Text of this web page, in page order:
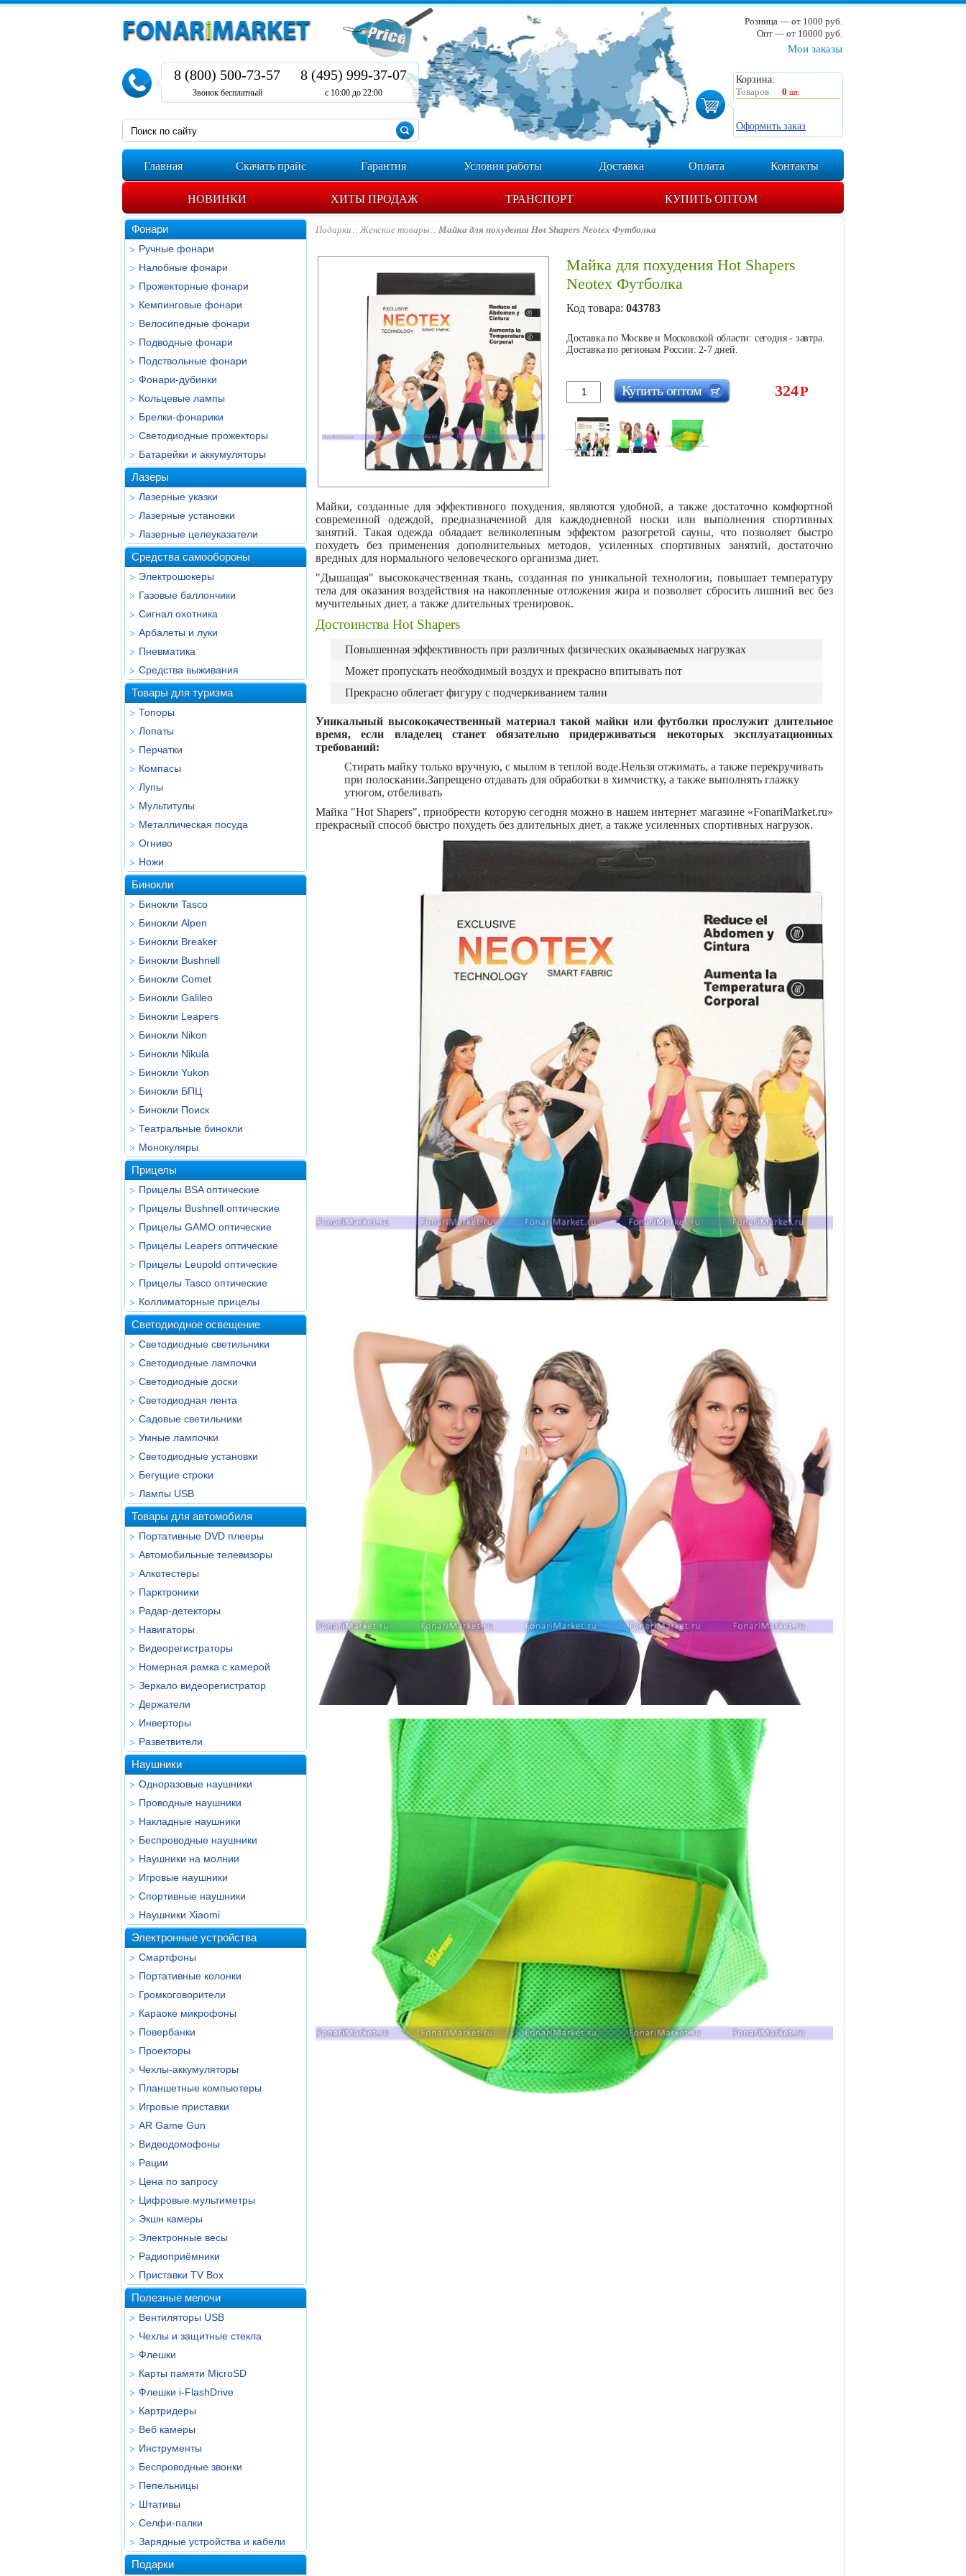
Мои заказы
Корзина:
Товаров
0 шт.
Оформить заказ
8 (800) 500-73-57
Звонок бесплатный
8 (495) 999-37-07
с 10:00 до 22:00
Розница — от 1000 руб.
Опт — от 10000 руб.
Главная Скачать прайс Гарантия Условия работы Доставка Оплата Контакты
НОВИНКИ ХИТЫ ПРОДАЖ ТРАНСПОРТ КУПИТЬ ОПТОМ
Фонари
Ручные фонари
Налобные фонари
Прожекторные фонари
Кемпинговые фонари
Велосипедные фонари
Подводные фонари
Подствольные фонари
Фонари-дубинки
Кольцевые лампы
Брелки-фонарики
Светодиодные прожекторы
Батарейки и аккумуляторы
Лазеры
Лазерные указки
Лазерные установки
Лазерные целеуказатели
Средства самообороны
Электрошокеры
Газовые баллончики
Сигнал охотника
Арбалеты и луки
Пневматика
Средства выживания
Товары для туризма
Топоры
Лопаты
Перчатки
Компасы
Лупы
Мультитулы
Металлическая посуда
Огниво
Ножи
Бинокли
Бинокли Tasco
Бинокли Alpen
Бинокли Breaker
Бинокли Bushnell
Бинокли Comet
Бинокли Galileo
Бинокли Leapers
Бинокли Nikon
Бинокли Nikula
Бинокли Yukon
Бинокли БПЦ
Бинокли Поиск
Театральные бинокли
Монокуляры
Прицелы
Прицелы BSA оптические
Прицелы Bushnell оптические
Прицелы GAMO оптические
Прицелы Leapers оптические
Прицелы Leupold оптические
Прицелы Tasco оптические
Коллиматорные прицелы
Светодиодное освещение
Светодиодные светильники
Светодиодные лампочки
Светодиодные доски
Светодиодная лента
Садовые светильники
Умные лампочки
Светодиодные установки
Бегущие строки
Лампы USB
Товары для автомобиля
Портативные DVD плееры
Автомобильные телевизоры
Алкотестеры
Парктроники
Радар-детекторы
Навигаторы
Видеорегистраторы
Номерная рамка с камерой
Зеркало видеорегистратор
Держатели
Инверторы
Разветвители
Наушники
Одноразовые наушники
Проводные наушники
Накладные наушники
Беспроводные наушники
Наушники на молнии
Игровые наушники
Спортивные наушники
Наушники Xiaomi
Электронные устройства
Смартфоны
Портативные колонки
Громкоговорители
Караоке микрофоны
Повербанки
Проекторы
Чехлы-аккумуляторы
Планшетные компьютеры
Игровые приставки
AR Game Gun
Видеодомофоны
Рации
Цена по запросу
Цифровые мультиметры
Экшн камеры
Электронные весы
Радиоприёмники
Приставки TV Box
Полезные мелочи
Вентиляторы USB
Чехлы и защитные стекла
Флешки
Карты памяти MicroSD
Флешки i-FlashDrive
Картридеры
Веб камеры
Инструменты
Беспроводные звонки
Пепельницы
Штативы
Селфи-палки
Зарядные устройства и кабели
Подарки
Подарки Женские товары Майка для похудения Hot Shapers Neotex Футболка
Майка для похудения Hot Shapers
Neotex Футболка
Код товара: 043783
Доставка по Москве и Московской области: сегодня - завтра.
Доставка по регионам России: 2-7 дней.
324Р
Купить оптом
Майки, созданные для эффективного похудения, являются удобной, а также достаточно комфортной
современной одеждой, предназначенной для каждодневной носки или выполнения спортивных
занятий. Такая одежда обладает великолепным эффектом разогретой сауны, что позволяет быстро
похудеть без применения дополнительных методов, усиленных спортивных занятий, достаточно
вредных для нормального человеческого организма диет.
"Дышащая" высококачественная ткань, созданная по уникальной технологии, повышает температуру
тела для оказания воздействия на накопленные отложения жира и позволяет сбросить лишний вес без
мучительных диет, а также длительных тренировок.
Достоинства Hot Shapers
Повышенная эффективность при различных физических оказываемых нагрузках
Может пропускать необходимый воздух и прекрасно впитывать пот
Прекрасно облегает фигуру с подчеркиванием талии
Уникальный высококачественный материал такой майки или футболки прослужит длительное
время, если владелец станет обязательно придерживаться некоторых эксплуатационных
требований:
Стирать майку только вручную, с мылом в теплой воде.Нельзя отжимать, а также перекручивать
при полоскании.Запрещено отдавать для обработки в химчистку, а также выполнять глажку
утюгом, отбеливать
Майка "Hot Shapers", приобрести которую сегодня можно в нашем интернет магазине «FonariMarket.ru»
прекрасный способ быстро похудеть без длительных диет, а также усиленных спортивных нагрузок.